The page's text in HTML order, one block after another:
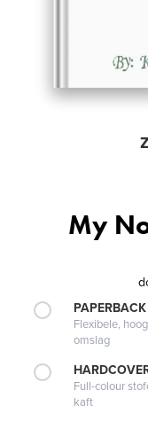
My
PAPERBACK
Flexibele,
omslag
Full-colour
kaft